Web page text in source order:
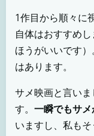
1作目から順々に
自体はおすすめ
ほうがいいです
はあります。
サメ映画と言い
す。 一瞬でもサ
いますし、私も